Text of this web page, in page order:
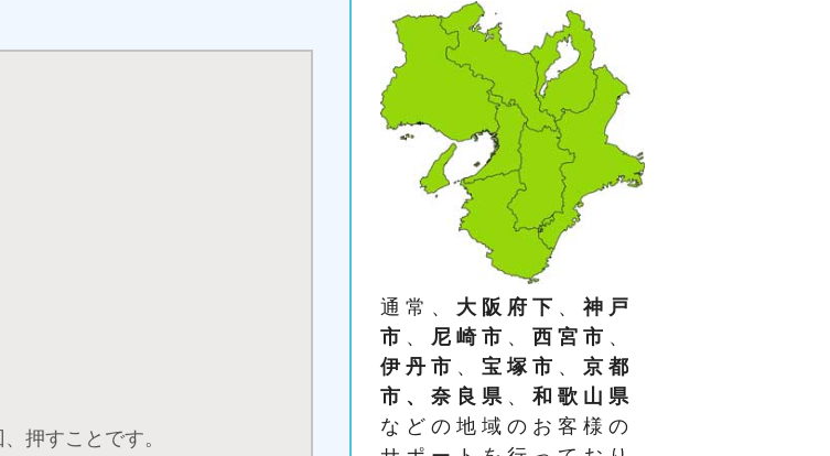
押すことです。
通常、 大阪府下 、 神戸
市 、 尼崎市 、 西宮市 、
伊丹市 、 宝塚市 、 京都
市、奈良県 、 和歌山県
などの地域のお客様の